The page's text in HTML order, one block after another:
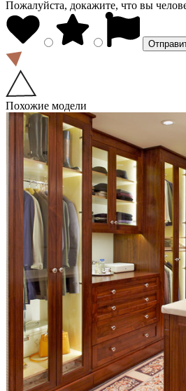
Пожалуйста, докажите, что вы
Похожие модели